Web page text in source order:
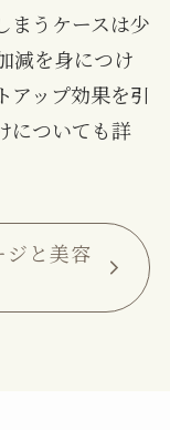
まうケースは少
減を身につけ
アップ効果を引
についても詳
ジと美容